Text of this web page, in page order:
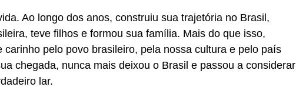
Ao longo dos anos, construiu sua trajetória no Brasil,
teve filhos e formou sua família. Mais do que isso,
carinho pelo povo brasileiro, pela nossa cultura e pelo país
chegada, nunca mais deixou o Brasil e passou a considerar
lar.